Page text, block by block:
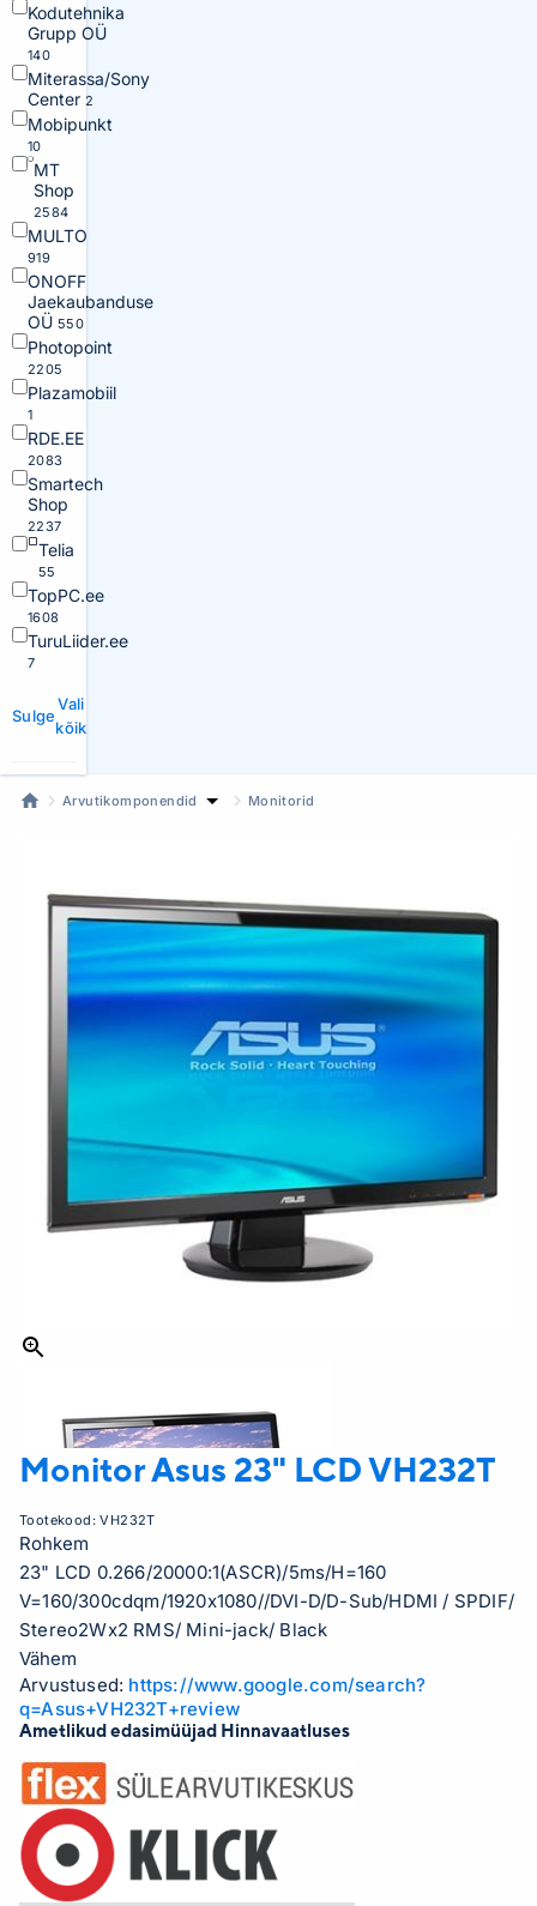
Kodutehnika
Grupp OÜ
140
Miterassa/Sony
Center 2
Mobipunkt
10
MT
Shop
2584
MULTO
919
ONOFF
Jaekaubanduse
OÜ 550
Photopoint
2205
Plazamobiil
1
RDE.EE
2083
Smartech
Shop
2237
Telia
55
TopPC.ee
1608
TuruLiider.ee
7
Sulge
Vali
kõik
Arvutikomponendid Monitorid
Monitor Asus 23" LCDVH232T
Tootekood:VH232T
Rohkem
23" LCD 0.266/20000:1(ASCR)/5ms/H=160
V=160/300cdqm/1920x1080//DVI-D/D-Sub/HDMI / SPDIF/
Stereo2Wx2 RMS/ Mini-jack/ Black
Vähem
Arvustused: https://www.google.com/search?
q=Asus+VH232T+review
Ametlikud edasimüüjad Hinnavaatluses